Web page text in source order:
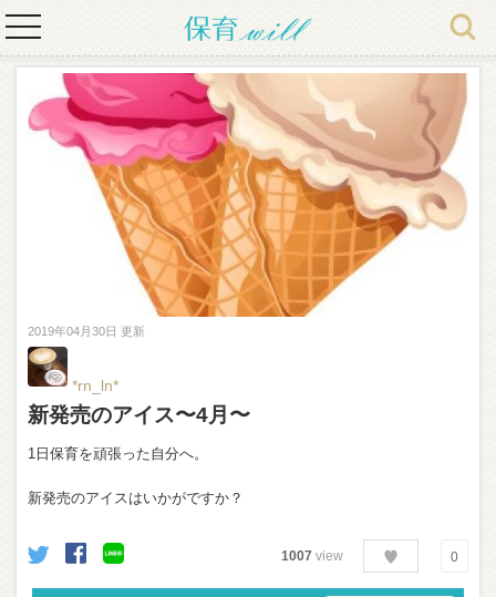
2019年04月30日 更新
*rn_ln*
新発売のアイス〜4月〜
1日保育を頑張った自分へ。
新発売のアイスはいかがですか？
1007 view 0
toggle